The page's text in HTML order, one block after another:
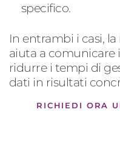
specifico.
In entrambi i casi,
aiuta a comunicare
ridurre i tempi di
dati in risultati
RICHIEDI ORA